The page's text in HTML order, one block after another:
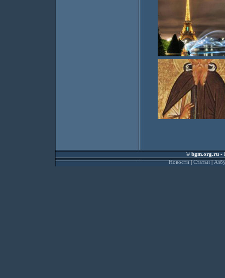
©bgm.org.ru-
Новости|Статьи|